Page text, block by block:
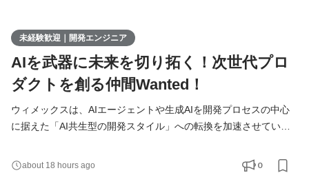
未経験歓迎｜開発エンジニア
AIを武器に未来を切り拓く！次世代プロ
ダクトを創る仲間Wanted！
ウィメックスは、AIエージェントや生成AIを開発プロセスの中心
に据えた「AI共生型の開発スタイル」への転換を加速させていま
極的に募集しています。 AIを相棒に、圧倒的なスピードと品質を
about 18 hours ago 0